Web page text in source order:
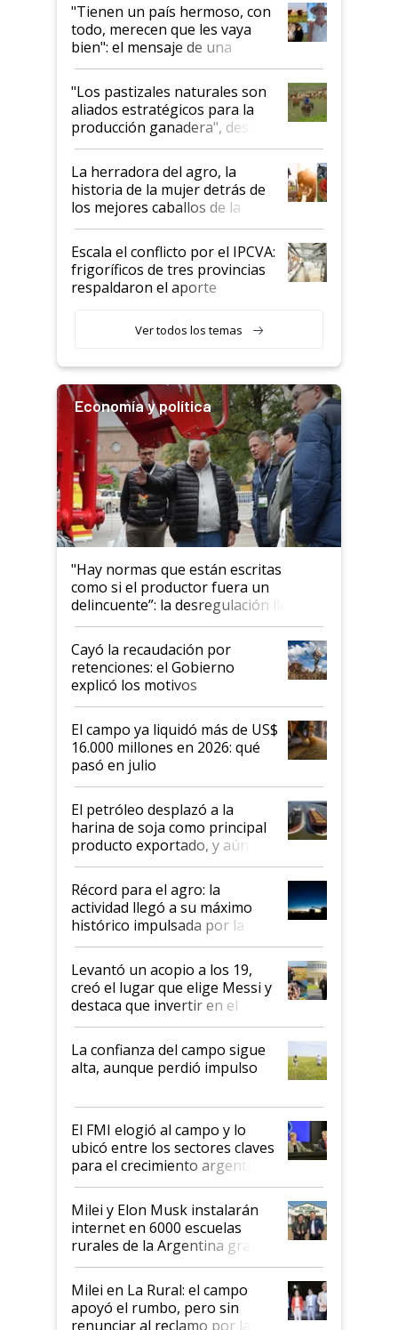
"Tienen un país hermoso, con
todo, merecen que les vaya
bien": el mensaje de una
ganadera uruguaya sobre las
oportunidades que se abren
para el agro en Argentina, con
foco en la carne
"Los pastizales naturales son
aliados estratégicos para la
producción ganadera", destaca
la iniciativa que ya reúne a 46
establecimientos en Argentina
La herradora del agro, la
historia de la mujer detrás de
los mejores caballos de la
Argentina y los mitos que
todavía hacen sufrir a estos
animales: "Mientras me
descalificaban, yo seguí
haciendo currículum"
Escala el conflicto por el IPCVA:
frigoríficos de tres provincias
respaldaron el aporte
Ver todos los temas
Economía y política
"Hay normas que están escritas
como si el productor fuera un
delincuente”: la desregulación llegó
al Congreso Aapresid y hasta se
habló del financiamiento al IPCVA
Cayó la recaudación por
retenciones: el Gobierno
explicó los motivos
El campo ya liquidó más de US$
16.000 millones en 2026: qué
pasó en julio
El petróleo desplazó a la
harina de soja como principal
producto exportado, y aún así
el agro aportó casi seis de cada
diez dólares y sostuvo el
liderazgo en un semestre
récord
Récord para el agro: la
actividad llegó a su máximo
histórico impulsada por la
cosecha y las exportaciones
Levantó un acopio a los 19,
creó el lugar que elige Messi y
destaca que invertir en el
kirchnerismo era como "darle
plata a un hijo para droga":
Juan Félix Rossetti, el libertario
que de una dura crisis salió
de Milei
La confianza del campo sigue
alta, aunque perdió impulso
El FMI elogió al campo y lo
ubicó entre los sectores claves
para el crecimiento argentino
Milei y Elon Musk instalarán
internet en 6000 escuelas
rurales de la Argentina gracias
a un acuerdo con Starlink
Milei en La Rural: el campo
apoyó el rumbo, pero sin
renunciar al reclamo por las